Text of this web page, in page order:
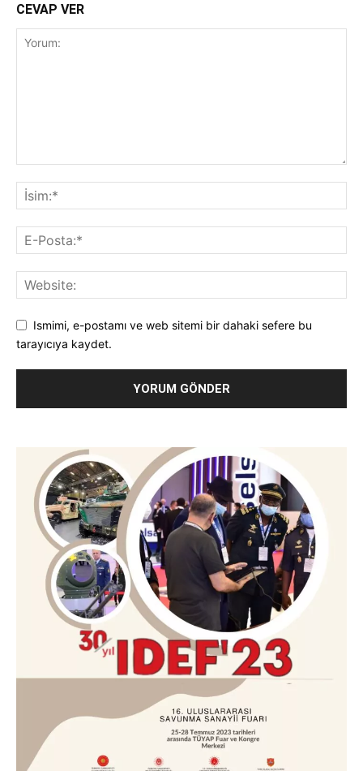
CEVAP VER
Ismimi, e-postamı ve web sitemi bir dahaki sefere bu
tarayıcıya kaydet.